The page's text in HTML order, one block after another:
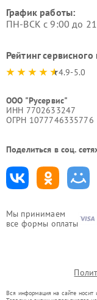
Мы принимаем
все формы оплаты
График работы:
ПН-ВСК с 9:00 до
Рейтинг сервисного
4.9-5.0
ООО "Русервис"
ИНН 7702633247
ОГРН 1077746335776
Поделиться в соц.
Вся информация на сайте носит